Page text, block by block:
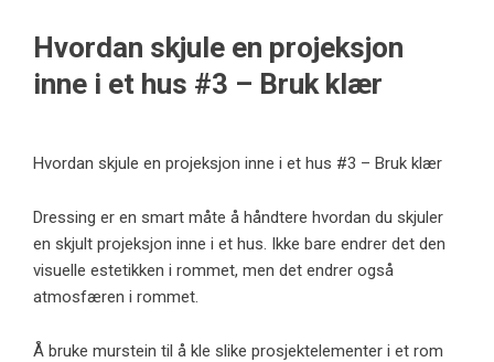
Hvordan skjule en projeksjon
inne i et hus #3 – Bruk klær
Hvordan skjule en projeksjon inne i et hus #3 – Bruk klær
Dressing er en smart måte å håndtere hvordan du skjuler
en skjult projeksjon inne i et hus. Ikke bare endrer det den
visuelle estetikken i rommet, men det endrer også
atmosfæren i rommet.
Å bruke murstein til å kle slike prosjektelementer i et rom